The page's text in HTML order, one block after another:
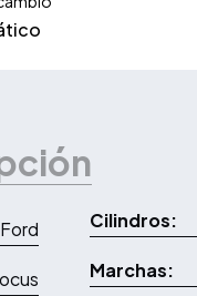
Ford Cilindros:
Marchas: